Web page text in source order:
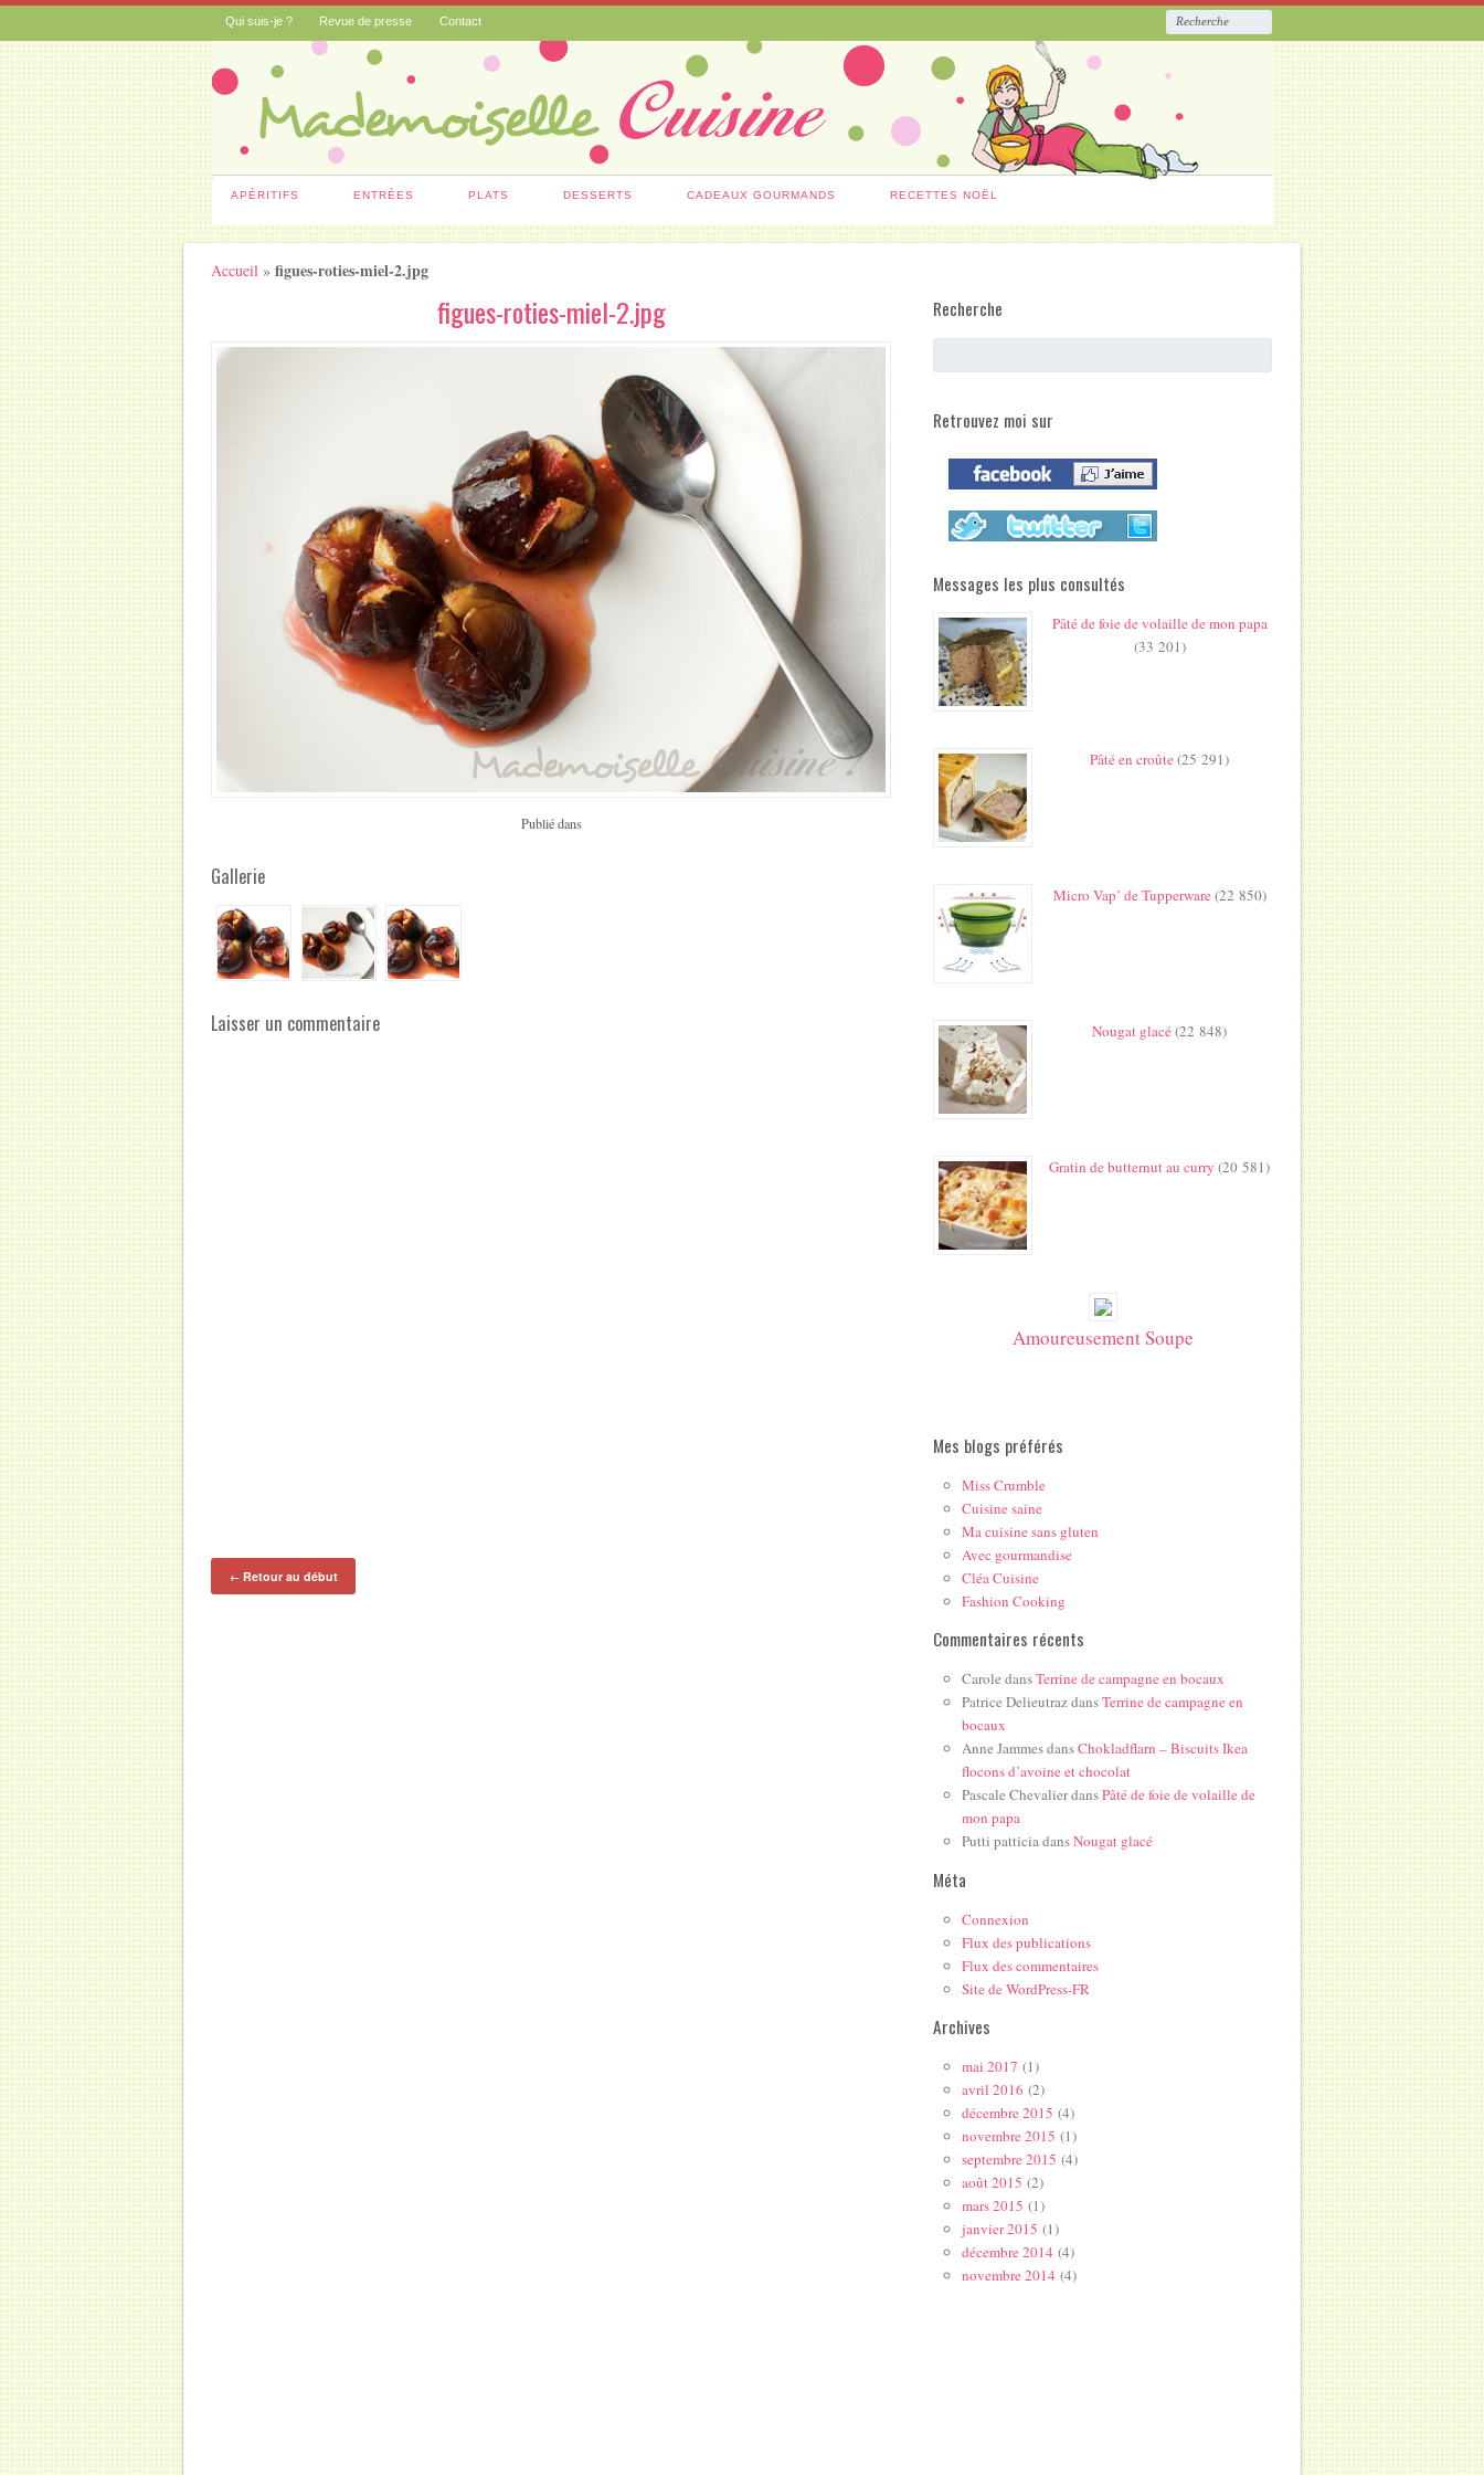
Qui suis-je ? Revue de presse Contact
APÉRITIFS ENTRÉES PLATS DESSERTS CADEAUX GOURMANDS RECETTES NOËL
Accueil »figues-roties-miel-2.jpg
figues-roties-miel-2.jpg
Publié dans
Gallerie
Laisser un commentaire
←Retour au début
Recherche
Retrouvez moi sur
Messages les plus consultés
Pâté de foie de volaille de mon papa
(33 201)
Pâté en croûte(25 291)
Micro Vap’ de Tupperware(22 850)
Nougat glacé(22 848)
Gratin de butternut au curry (20 581)
Amoureusement Soupe
Mes blogs préférés
Miss Crumble
Cuisine saine
Ma cuisine sans gluten
Avec gourmandise
Cléa Cuisine
Fashion Cooking
Commentaires récents
Carole dansTerrine de campagne en bocaux
Patrice DelieutrazdansTerrine de campagne en
bocaux
Anne JammesdansChokladflarn – Biscuits Ikea
flocons d’avoine et chocolat
Pascale ChevalierdansPâté de foie de volaille de
mon papa
Putti patticiadansNougat glacé
Méta
Connexion
Flux des publications
Flux des commentaires
Site de WordPress-FR
Archives
mai 2017 (1)
avril 2016 (2)
décembre 2015 (4)
novembre 2015 (1)
septembre 2015 (4)
août 2015 (2)
mars 2015 (1)
janvier 2015 (1)
décembre 2014 (4)
novembre 2014 (4)